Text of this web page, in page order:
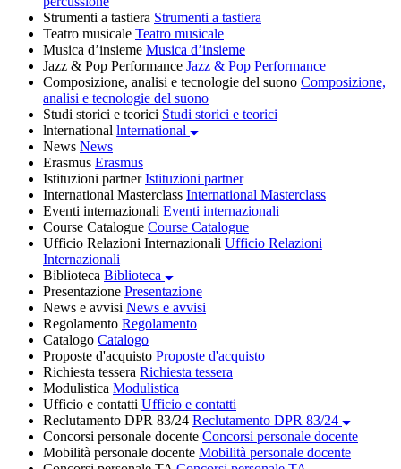
Strumenti a tastiera Strumenti a tastiera
Teatro musicale Teatro musicale
Musica d’insieme Musica d’insieme
Jazz & Pop Performance Jazz & Pop Performance
Composizione, analisi e tecnologie del suono Composizione,
analisi e tecnologie del suono
Studi storici e teorici Studi storici e teorici
lnternational lnternational
News News
Erasmus Erasmus
Istituzioni partner Istituzioni partner
International Masterclass International Masterclass
Eventi internazionali Eventi internazionali
Course Catalogue Course Catalogue
Ufficio Relazioni Internazionali Ufficio Relazioni
Internazionali
Biblioteca Biblioteca
Presentazione Presentazione
News e avvisi News e avvisi
Regolamento Regolamento
Catalogo Catalogo
Proposte d'acquisto Proposte d'acquisto
Richiesta tessera Richiesta tessera
Modulistica Modulistica
Ufficio e contatti Ufficio e contatti
Reclutamento DPR 83/24 Reclutamento DPR 83/24
Concorsi personale docente Concorsi personale docente
Mobilità personale docente Mobilità personale docente